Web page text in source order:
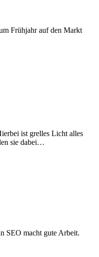
Frühjahr auf den Markt
ist grelles Licht alles
sie dabei…
SEO macht gute Arbeit.